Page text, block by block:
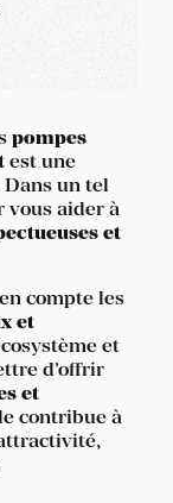
pompes
est une
Dans un tel
vous aider à
et
compte les
et
et
d’offrir
et
contribue à